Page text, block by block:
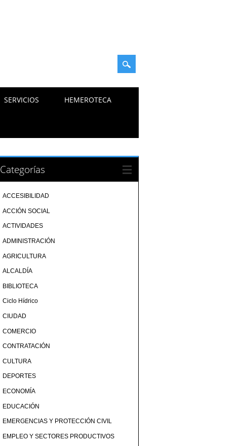
SERVICIOS HEMEROTECA
Categorías
ACCESIBILIDAD
ACCIÓN SOCIAL
ACTIVIDADES
ADMINISTRACIÓN
AGRICULTURA
ALCALDÍA
BIBLIOTECA
Ciclo Hídrico
CIUDAD
COMERCIO
CONTRATACIÓN
CULTURA
DEPORTES
ECONOMÍA
EDUCACIÓN
EMERGENCIAS Y PROTECCIÓN CIVIL
EMPLEO Y SECTORES PRODUCTIVOS